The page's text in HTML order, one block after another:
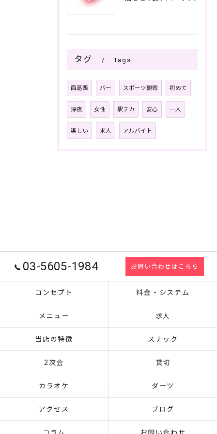
タグ Tags
西葛西 バー スポーツ観戦 初めて
深夜 女性 駅チカ 安心 一人
楽しい 求人 アルバイト
03-5605-1984 お問い合わせはこちら
コンセプト 料金・システム
メニュー 求人
当店の特徴 スナック
2次会 貸切
カラオケ ダーツ
アクセス ブログ